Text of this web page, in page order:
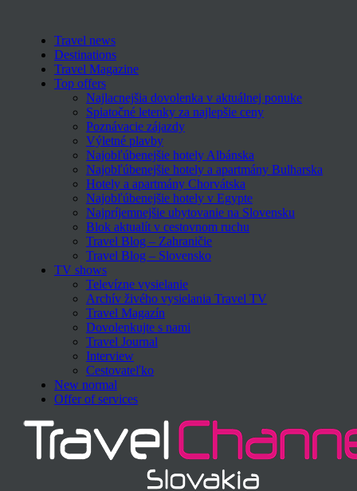
Travel news
Destinations
Travel Magazine
Top offers
Najlacnejšia dovolenka v aktuálnej ponuke
Spiatočné letenky za najlepšie ceny
Poznávacie zájazdy
Výletné plavby
Najobľúbenejšie hotely Albánska
Najobľúbenejšie hotely a apartmány Bulharska
Hotely a apartmány Chorvátska
Najobľúbenejšie hotely v Egypte
Najpríjemnejšie ubytovanie na Slovensku
Blok aktualít v cestovnom ruchu
Travel Blog – Zahraničie
Travel Blog – Slovensko
TV shows
Televízne vysielanie
Archív živého vysielania Travel TV
Travel Magazín
Dovolenkujte s nami
Travel Journal
Interview
Cestovateľko
New normal
Offer of services